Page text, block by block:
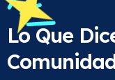
Lo Que